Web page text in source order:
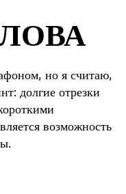
но я считаю,
долгие отрезки
возможность